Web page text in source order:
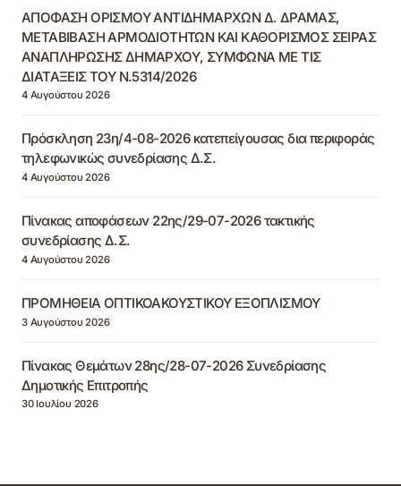
ΑΠΟΦΑΣΗ ΟΡΙΣΜΟΥ ΑΝΤΙΔΗΜΑΡΧΩΝ Δ. ΔΡΑΜΑΣ,
ΜΕΤΑΒΙΒΑΣΗ ΑΡΜΟΔΙΟΤΗΤΩΝ ΚΑΙ ΚΑΘΟΡΙΣΜΟΣ ΣΕΙΡΑΣ
ΑΝΑΠΛΗΡΩΣΗΣ ΔΗΜΑΡΧΟΥ, ΣΥΜΦΩΝΑ ΜΕ ΤΙΣ
ΔΙΑΤΑΞΕΙΣ ΤΟΥ Ν.5314/2026
4 Αυγούστου 2026
Πρόσκληση 23η/4-08-2026 κατεπείγουσας δια περιφοράς
τηλεφωνικώς συνεδρίασης Δ.Σ.
4 Αυγούστου 2026
Πίνακας αποφάσεων 22ης/29-07-2026 τακτικής
συνεδρίασης Δ.Σ.
4 Αυγούστου 2026
ΠΡΟΜΗΘΕΙΑ ΟΠΤΙΚΟΑΚΟΥΣΤΙΚΟΥ ΕΞΟΠΛΙΣΜΟΥ
3 Αυγούστου 2026
Πίνακας Θεμάτων 28ης/28-07-2026 Συνεδρίασης
Δημοτικής Επιτροπής
30 Ιουλίου 2026